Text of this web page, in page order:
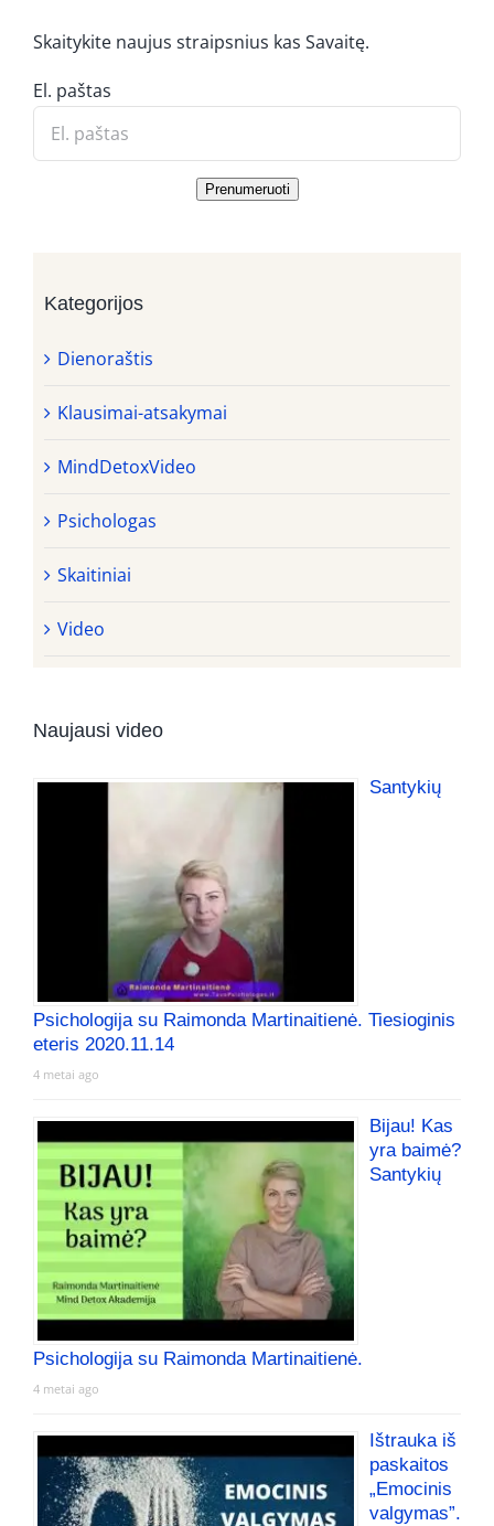
Skaitykite naujus straipsnius kas Savaitę.
El. paštas
Prenumeruoti
Kategorijos
Dienoraštis
Klausimai-atsakymai
MindDetoxVideo
Psichologas
Skaitiniai
Video
Naujausi video
Santykių
Psichologija su Raimonda Martinaitienė. Tiesioginis
eteris 2020.11.14
4 metai ago
Bijau! Kas
yra baimė?
Santykių
Psichologija su Raimonda Martinaitienė.
4 metai ago
Ištrauka iš
paskaitos
„Emocinis
valgymas”.